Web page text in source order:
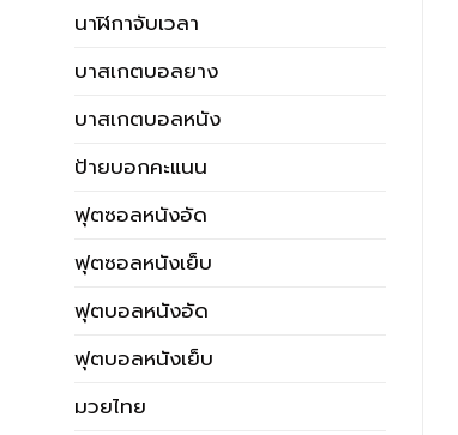
นาฬิกาจับเวลา
บาสเกตบอลยาง
บาสเกตบอลหนัง
ป้ายบอกคะแนน
ฟุตซอลหนังอัด
ฟุตซอลหนังเย็บ
ฟุตบอลหนังอัด
ฟุตบอลหนังเย็บ
มวยไทย